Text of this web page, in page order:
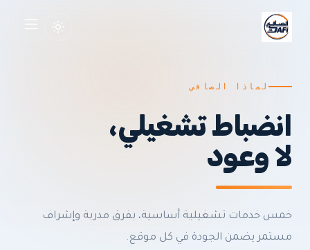
تأجير المعدات
تأجير السيارات
مشاريعنا
لماذا الصافي
انضباط تشغيلي،
لا وعود
خمس خدمات تشغيلية أساسية، بفرق مدربة وإشراف
مستمر يضمن الجودة في كل موقع.